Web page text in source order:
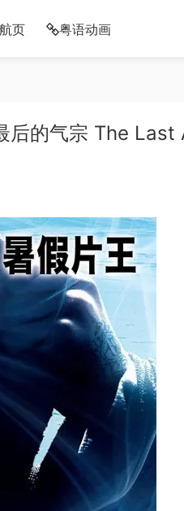
页 粤语动画
后的气宗 The Last